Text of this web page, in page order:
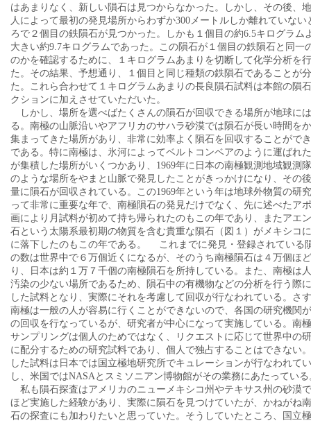
はあまりなく、新しい隕石は見つからなかった。しかし、その後、
人によって最初の発見場所からわずか300メートルしか離れていない
ろで２個目の鉄隕石が見つかった。しかも１個目の約6.5キログラム
大きい約9.7キログラムであった。この隕石が１個目の鉄隕石と同一
のかを確認するために、１キログラムあまりを切断して化学分析を
た。その結果、予想通り、１個目と同じ種類の鉄隕石であることが
た。これら合わせて１キログラムあまりの長良隕石試料は本館の隕
クションに加えさせていただいた。
しかし、場所を選べばたくさんの隕石が回収できる場所が地球に
る。南極の山脈沿いやアフリカのサハラ砂漠では隕石が長い時間を
集まってきた場所があり、非常に効率よく隕石を回収することがで
である。特に南極は、氷河によってベルトコンベアのように運ばれ
が集積した場所がいくつかあり、1969年に日本の南極観測地域観測
のような場所をやまと山脈で発見したことがきっかけになり、その
量に隕石が回収されている。この1969年という年は地球外物質の研
って非常に重要な年で、南極隕石の発見だけでなく、先に述べたア
画により月試料が初めて持ち帰られたのもこの年であり、またアエ
石という太陽系最初期の物質を含む貴重な隕石（図１）がメキシコ
に落下したのもこの年である。 これまでに発見・登録されている
の数は世界中で６万個近くになるが、そのうち南極隕石は４万個ほ
り、日本は約１万７千個の南極隕石を所持している。また、南極は
汚染の少ない場所であるため、隕石中の有機物などの分析を行う際
した試料となり、実際にそれを考慮して回収が行なわれている。さ
南極は一般の人が容易に行くことができないので、各国の研究機関
の回収を行なっているが、研究者が中心になって実施している。南
サンプリングは個人のためではなく、リクエストに応じて世界中の
に配分するための研究試料であり、個人で独占することはできない
した試料は日本では国立極地研究所でキュレーションが行なわれて
し、米国ではNASAとスミソニアン博物館がその業務にあたっている
私も隕石探査はアメリカのニューメキシコ州やテキサス州の砂漠
ほど実施した経験があり、実際に隕石を見つけていたが、かねがね
石の探査にも加わりたいと思っていた。そうしていたところ、国立